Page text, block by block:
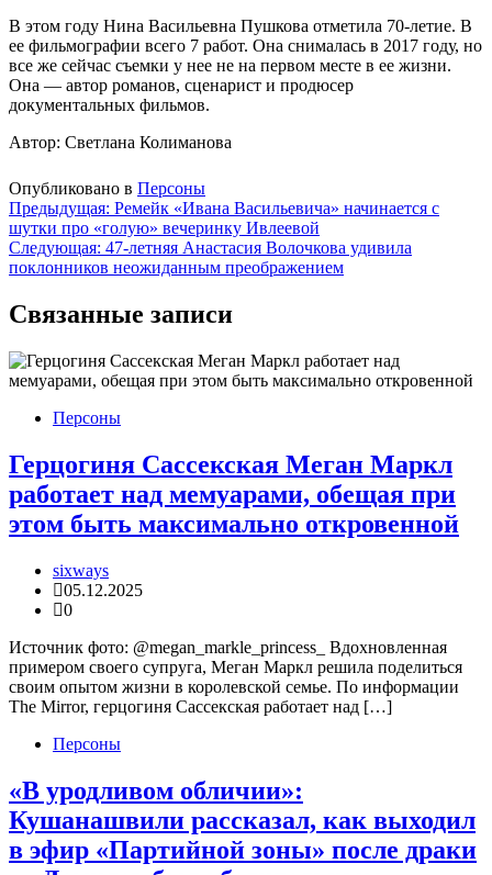
В этом году Нина Васильевна Пушкова отметила 70-летие. В
ее фильмографии всего 7 работ. Она снималась в 2017 году, но
все же сейчас съемки у нее не на первом месте в ее жизни.
Она — автор романов, сценарист и продюсер
документальных фильмов.
Автор: Светлана Колиманова
Опубликовано в Персоны
Навигация
по
записям
Предыдущая: Ремейк «Ивана Васильевича» начинается с
шутки про «голую» вечеринку Ивлеевой
Следующая: 47-летняя Анастасия Волочкова удивила
поклонников неожиданным преображением
Связанные записи
Персоны
Герцогиня Сассекская Меган Маркл
работает над мемуарами, обещая при
этом быть максимально откровенной
sixways
05.12.2025
0
Источник фото: @megan_markle_princess_ Вдохновленная
примером своего супруга, Меган Маркл решила поделиться
своим опытом жизни в королевской семье. По информации
The Mirror, герцогиня Сассекская работает над […]
Персоны
«В уродливом обличии»:
Кушанашвили рассказал, как выходил
в эфир «Партийной зоны» после драки